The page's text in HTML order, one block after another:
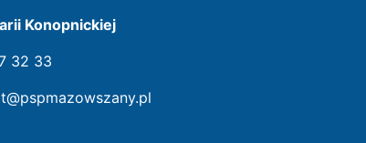
Konopnickiej
32 33